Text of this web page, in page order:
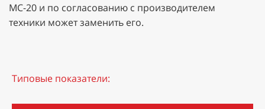
МС-20 и по согласованию с производителем
техники может заменить его.
Типовые показатели: